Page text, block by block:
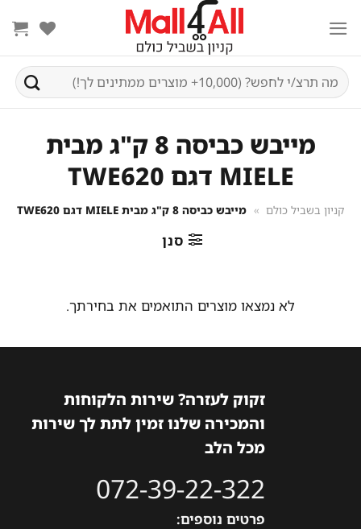
content
חיפוש
עבור:
מייבש כביסה 8 ק"ג מבית
MIELE דגם TWE620
קניון בשביל כולם » מייבש כביסה 8 ק"ג מבית MIELE דגם TWE620
סנן
לא נמצאו מוצרים התואמים את בחירתך.
זקוק לעזרה? שירות הלקוחות
והמכירה שלנו זמין לתת לך שירות
מכל הלב
072-39-22-322
פרטים נוספים: